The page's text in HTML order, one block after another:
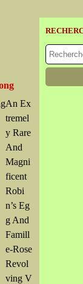
An Ex
tremel
y Rare
And
Magni
ficent
Robi
n’s Eg
g And
Famill
e-Rose
Revol
ving V